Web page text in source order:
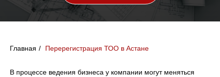
Главная / Перерегистрация ТОО в Астане
В процессе ведения бизнеса у компании могут меняться